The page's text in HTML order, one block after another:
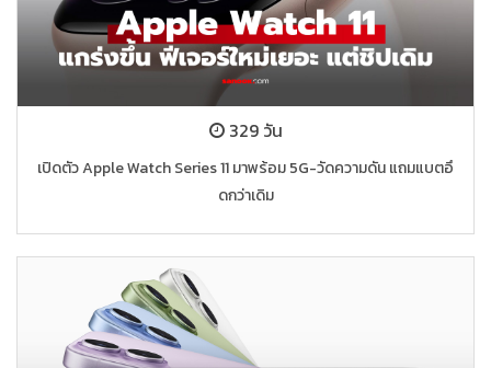
329 วัน
เปิดตัว Apple Watch Series 11 มาพร้อม 5G-วัดความดัน แถมแบตอึ
ดกว่าเดิม